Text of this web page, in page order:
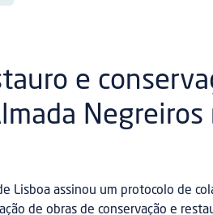
e
Negreiros
Lisboa assinou um protocolo de
de obras de conservação e